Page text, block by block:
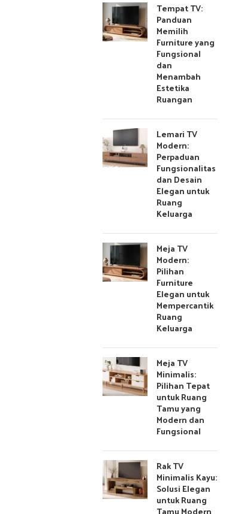
Tempat TV:
Panduan
Memilih
Furniture yang
Fungsional
dan
Menambah
Estetika
Ruangan
Lemari TV
Modern:
Perpaduan
Fungsionalitas
dan Desain
Elegan untuk
Ruang
Keluarga
Meja TV
Modern:
Pilihan
Furniture
Elegan untuk
Mempercantik
Ruang
Keluarga
Meja TV
Minimalis:
Pilihan Tepat
untuk Ruang
Tamu yang
Modern dan
Fungsional
Rak TV
Minimalis Kayu:
Solusi Elegan
untuk Ruang